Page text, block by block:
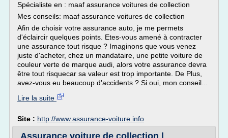
Spécialiste en : maaf assurance voitures de collection
Mes conseils: maaf assurance voitures de collection
Afin de choisir votre assurance auto, je me permets
d'éclaircir quelques points. Etes-vous amené à contracter
une assurance tout risque ? Imaginons que vous venez
juste d'acheter, chez un mandataire, une petite voiture de
couleur verte de marque audi, alors votre assurance devra
être tout risquecar sa valeur est trop importante. De Plus,
avez-vous eu beaucoup d'accidents ? Si oui, mon conseil...
Lire la suite
Site : http://www.assurance-voiture.info
Assurance voiture de collection |